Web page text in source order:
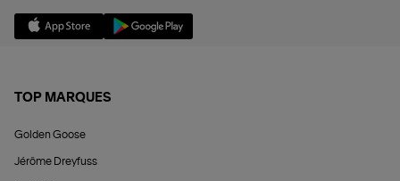
TOP MARQUES
Golden Goose
Jérôme Dreyfuss